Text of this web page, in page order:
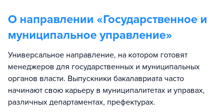
О направлении «Государственное и
муниципальное управление»
Универсальное направление, на котором готовят
менеджеров для государственных и муниципальных
органов власти. Выпускники бакалавриата часто
начинают свою карьеру в муниципалитетах и управах,
различных департаментах, префектурах.